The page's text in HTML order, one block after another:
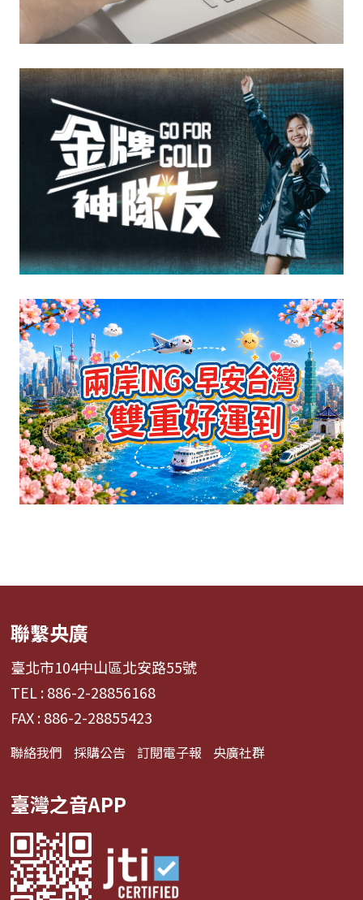
聯繫央廣
臺北市104中山區北安路55號
TEL : 886-2-28856168
FAX : 886-2-28855423
聯絡我們 採購公告 訂閱電子報 央廣社群
臺灣之音APP